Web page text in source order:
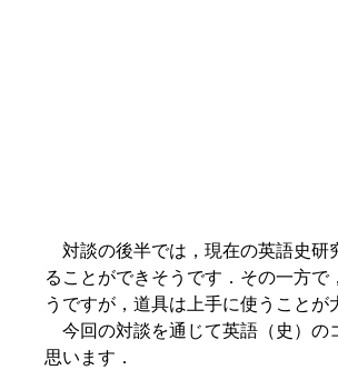
対談の後半では，現在の英語史研
ることができそうです．その一方
うですが，道具は上手に使うことが
今回の対談を通じて英語（史）の
思います．